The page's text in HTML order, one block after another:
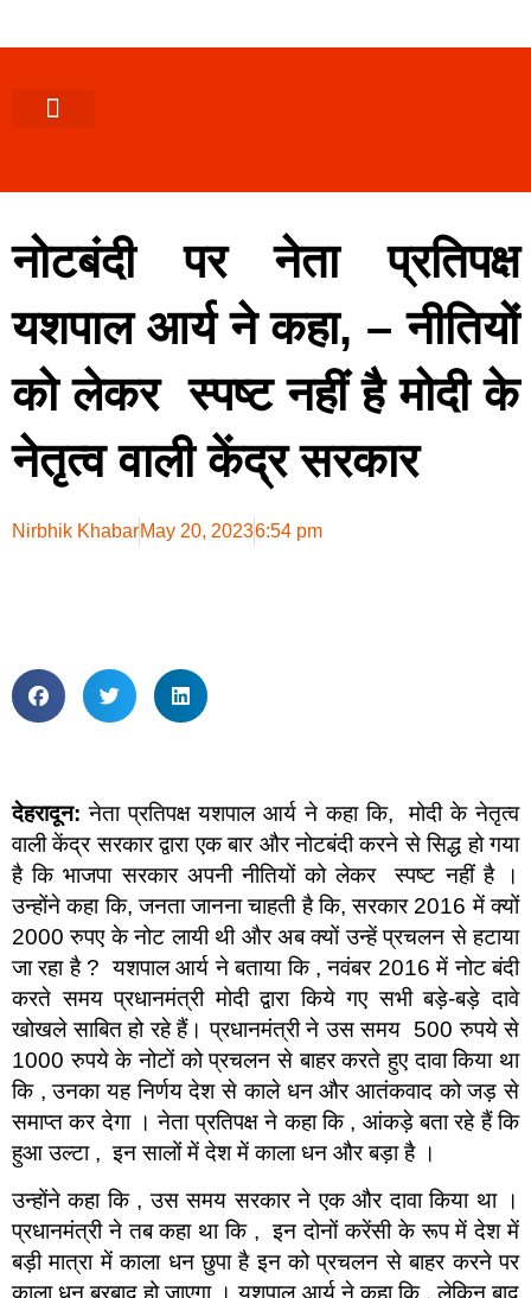
नोटबंदी पर नेता प्रतिपक्ष
यशपाल आर्य ने कहा, – नीतियों
को लेकर स्पष्ट नहीं है मोदी के
नेतृत्व वाली केंद्र सरकार
Nirbhik KhabarMay 20, 20236:54 pm
देहरादून: नेता प्रतिपक्ष यशपाल आर्य ने कहा कि, मोदी के नेतृत्व
वाली केंद्र सरकार द्वारा एक बार और नोटबंदी करने से सिद्ध हो गया
है कि भाजपा सरकार अपनी नीतियों को लेकर स्पष्ट नहीं है ।
उन्होंने कहा कि, जनता जानना चाहती है कि, सरकार 2016 में क्यों
2000 रुपए के नोट लायी थी और अब क्यों उन्हें प्रचलन से हटाया
जा रहा है ? यशपाल आर्य ने बताया कि , नवंबर 2016 में नोट बंदी
करते समय प्रधानमंत्री मोदी द्वारा किये गए सभी बड़े-बड़े दावे
खोखले साबित हो रहे हैं। प्रधानमंत्री ने उस समय 500 रुपये से
1000 रुपये के नोटों को प्रचलन से बाहर करते हुए दावा किया था
कि , उनका यह निर्णय देश से काले धन और आतंकवाद को जड़ से
समाप्त कर देगा । नेता प्रतिपक्ष ने कहा कि , आंकड़े बता रहे हैं कि
हुआ उल्टा , इन सालों में देश में काला धन और बड़ा है ।
उन्होंने कहा कि , उस समय सरकार ने एक और दावा किया था ।
प्रधानमंत्री ने तब कहा था कि , इन दोनों करेंसी के रूप में देश में
बड़ी मात्रा में काला धन छुपा है इन को प्रचलन से बाहर करने पर